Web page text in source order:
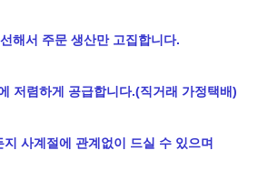
해서 주문 생산만 고집합니다.
저렴하게 공급합니다.(직거래 가정택배)
사계절에 관계없이 드실 수 있으며